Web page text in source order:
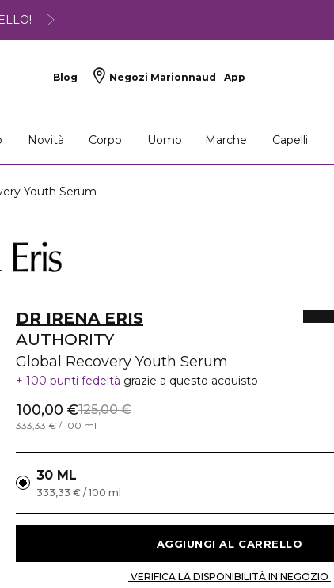
Blog Negozi Marionnaud App
Novità Corpo Uomo Marche Capelli
Youth Serum
DR IRENA ERIS
AUTHORITY
Global Recovery Youth Serum
100 punti fedeltà grazie a questo acquisto
100,00 €125,00 €
333,33 € / 100 ml
30 ML
333,33 € / 100 ml